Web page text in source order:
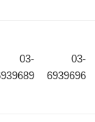
03-
6939696
03-
6939689